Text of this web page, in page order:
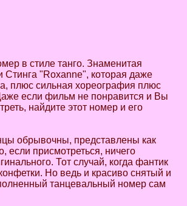
в стиле танго. Знаменитая
Стинга "Roxanne", которая даже
плюс сильная хореография плюс
если фильм не понравится и Вы
найдите этот номер и его
обрывочны, представлены как
если присмотреться, ничего
Тот случай, когда фантик
Но ведь и красиво снятый и
танцевальный номер сам